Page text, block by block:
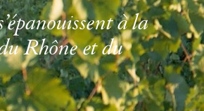
à la
Rhône et du